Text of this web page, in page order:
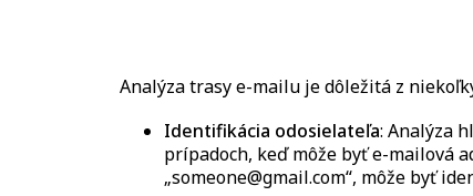
Analýza trasy e-mailu je dôležitá z
Identifikácia odosielateľa: Analýza
prípadoch, keď môže byť e-mailová
„someone@gmail.com“, môže byť